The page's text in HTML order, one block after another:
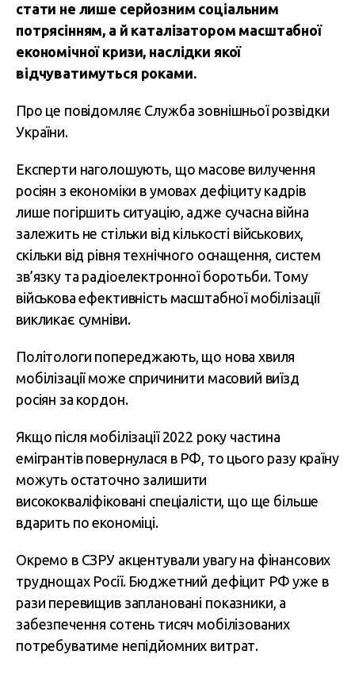
стати не лише серйозним соціальним
потрясінням, а й каталізатором масштабної
економічної кризи, наслідки якої
відчуватимуться роками.
Про це повідомляє Служба зовнішньої розвідки
України.
Експерти наголошують, що масове вилучення
росіян з економіки в умовах дефіциту кадрів
лише погіршить ситуацію, адже сучасна війна
залежить не стільки від кількості військових,
скільки від рівня технічного оснащення, систем
зв’язку та радіоелектронної боротьби. Тому
військова ефективність масштабної мобілізації
викликає сумніви.
Політологи попереджають, що нова хвиля
мобілізації може спричинити масовий виїзд
росіян за кордон.
Якщо після мобілізації 2022 року частина
емігрантів повернулася в РФ, то цього разу країну
можуть остаточно залишити
висококваліфіковані спеціалісти, що ще більше
вдарить по економіці.
Окремо в СЗРУ акцентували увагу на фінансових
труднощах Росії. Бюджетний дефіцит РФ уже в
рази перевищив заплановані показники, а
забезпечення сотень тисяч мобілізованих
потребуватиме непідйомних витрат.